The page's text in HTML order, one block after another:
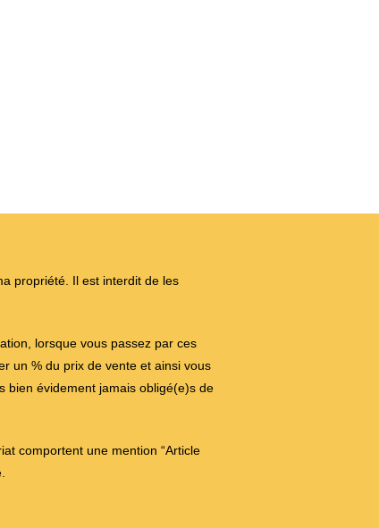
propriété. Il est interdit de les
lorsque vous passez par ces
un % du prix de vente et ainsi vous
bien évidement jamais obligé(e)s de
comportent une mention “Article